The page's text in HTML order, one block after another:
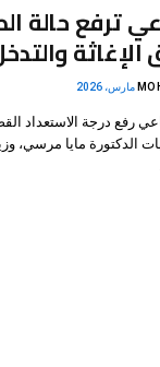
ترفع حالة
رفع درجة الاستعداد
الدكتورة مايا مرسي،